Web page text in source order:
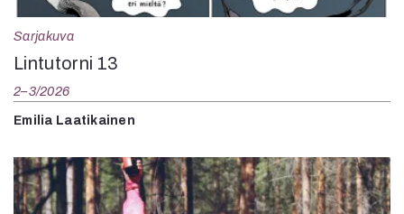
Sarjakuva
Lintutorni 13
2–3/2026
Emilia Laatikainen